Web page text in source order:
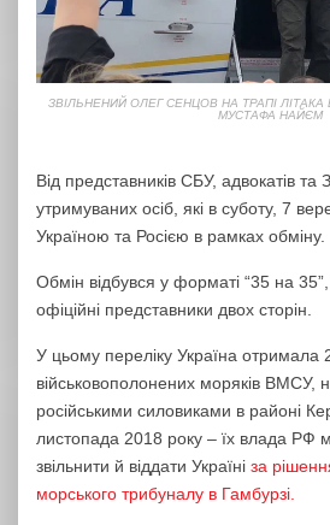
ЗВІЛЬНЕНИЙ ОЛЕГ СЕНЦОВ НА ТРАПІ
МУСТАФА НАЙЄМ
Від представників СБУ, адвокатів та
утримуваних осіб, які в суботу, 7
Україною та Росією в рамках обміну.
Обмін відбувся у форматі “35 на
офіційні представники двох сторін.
У цьому переліку Україна отримала
військовополонених моряків ВМСУ,
російськими силовиками в районі
листопада 2018 року – їх влада РФ
звільнити й віддати Україні за
морського трибуналу в Гамбурзі.